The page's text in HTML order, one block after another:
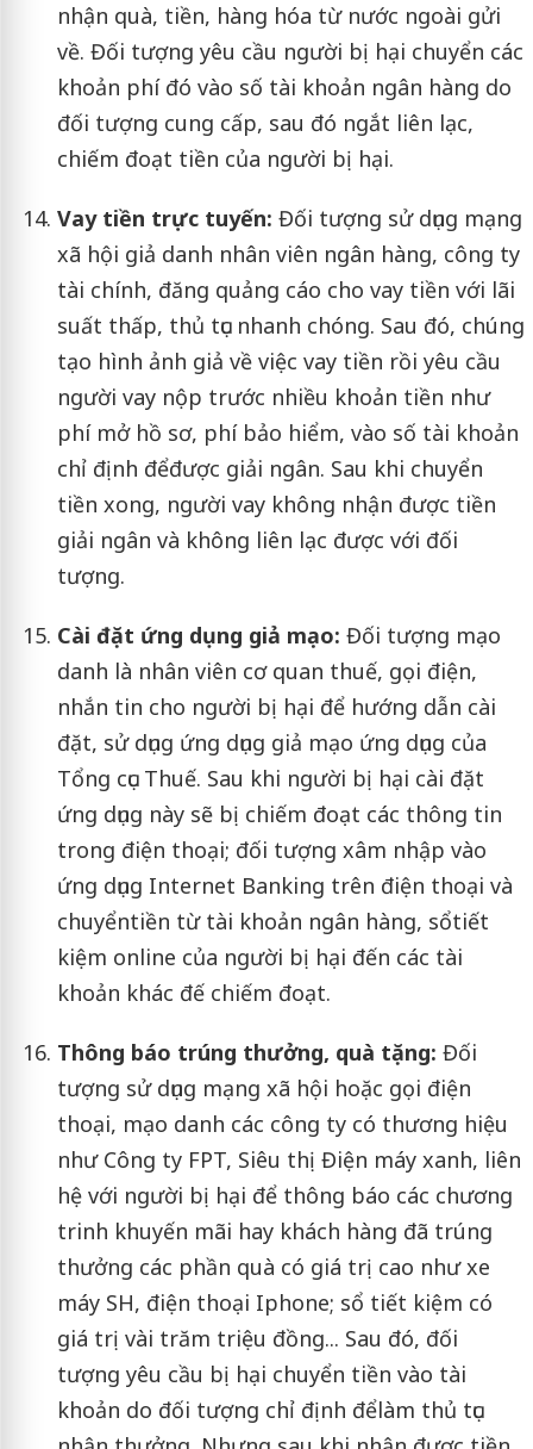
nhận quà, tiền, hàng hóa từ nước ngoài gửi
về. Đối tượng yêu cầu người bị hại chuyển các
khoản phí đó vào số tài khoản ngân hàng do
đối tượng cung cấp, sau đó ngắt liên lạc,
chiếm đoạt tiền của người bị hại.
Vay tiền trực tuyến: Đối tượng sử dụng mạng
xã hội giả danh nhân viên ngân hàng, công ty
tài chính, đăng quảng cáo cho vay tiền với lãi
suất thấp, thủ tục nhanh chóng. Sau đó, chúng
tạo hình ảnh giả về việc vay tiền rồi yêu cầu
người vay nộp trước nhiều khoản tiền như
phí mở hồ sơ, phí bảo hiểm, vào số tài khoản
chỉ định đểđược giải ngân. Sau khi chuyển
tiền xong, người vay không nhận được tiền
giải ngân và không liên lạc được với đối
tượng.
Cài đặt ứng dụng giả mạo: Đối tượng mạo
danh là nhân viên cơ quan thuế, gọi điện,
nhắn tin cho người bị hại để hướng dẫn cài
đặt, sử dụng ứng dụng giả mạo ứng dụng của
Tổng cục Thuế. Sau khi người bị hại cài đặt
ứng dụng này sẽ bị chiếm đoạt các thông tin
trong điện thoại; đối tượng xâm nhập vào
ứng dụng Internet Banking trên điện thoại và
chuyểntiền từ tài khoản ngân hàng, sổtiết
kiệm online của người bị hại đến các tài
khoản khác đế chiếm đoạt.
Thông báo trúng thưởng, quà tặng: Đối
tượng sử dụng mạng xã hội hoặc gọi điện
thoại, mạo danh các công ty có thương hiệu
như Công ty FPT, Siêu thị Điện máy xanh, liên
hệ với người bị hại để thông báo các chương
trinh khuyến mãi hay khách hàng đã trúng
thưởng các phần quà có giá trị cao như xe
máy SH, điện thoại Iphone; sổ tiết kiệm có
giá trị vài trăm triệu đồng... Sau đó, đối
tượng yêu cầu bị hại chuyển tiền vào tài
khoản do đối tượng chỉ định đểlàm thủ tục